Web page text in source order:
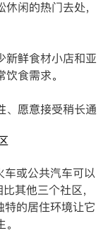
闲的热门去处，
新鲜食材小店和亚
食需求。
、愿意接受稍长通
或公共汽车可以
其他三个社区，
的居住环境让它